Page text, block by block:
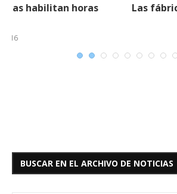
Las fábricas de maquinarias
BUSCAR EN EL ARCHIVO DE NOTICIAS